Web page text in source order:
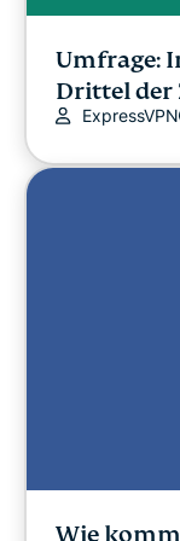
Umfrage:
Drittel der
ExpressVPN
Wie